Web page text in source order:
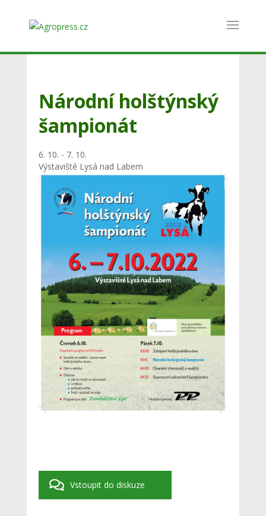
Národní holštýnský
šampionát
6. 10. - 7. 10.
Výstaviště Lysá nad Labem
Vstoupit do diskuze